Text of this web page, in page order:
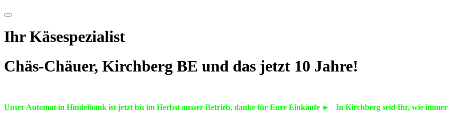
Ihr Käsespezialist
Chäs-Chäuer, Kirchberg BE und das jetzt 10 Jahre!
Unser Automat in Hindelbank ist jetzt bis im Herbst ausser Betrieb, danke für Eure Einkäufe ► In Kirchberg seid Ihr, wie immer